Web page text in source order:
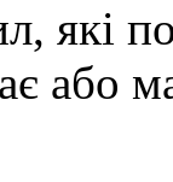
які
або